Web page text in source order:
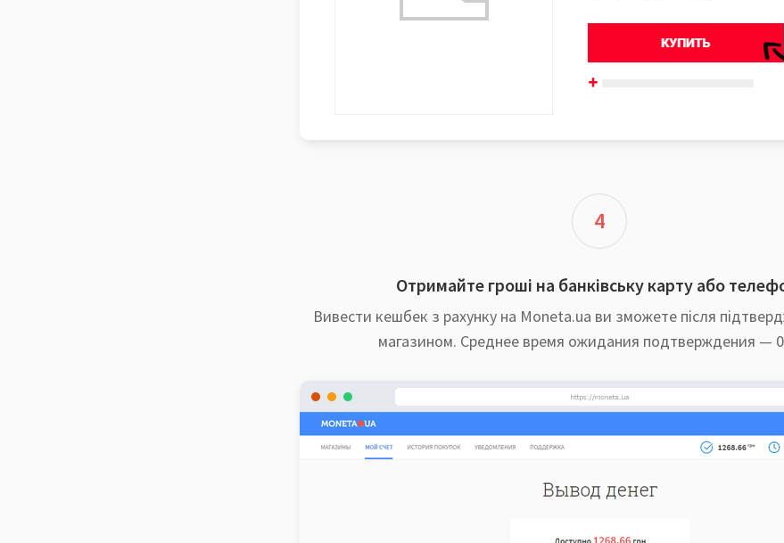
4
Отримайте гроші на банківську карту або
Вивести кешбек з рахунку на Moneta.ua ви зможете після
магазином. Среднее время ожидания подтверждения — 0